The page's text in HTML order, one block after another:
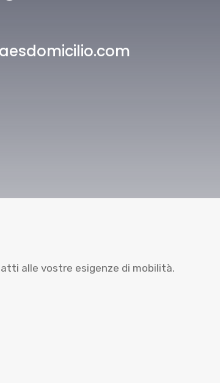
alle vostre esigenze di mobilità.